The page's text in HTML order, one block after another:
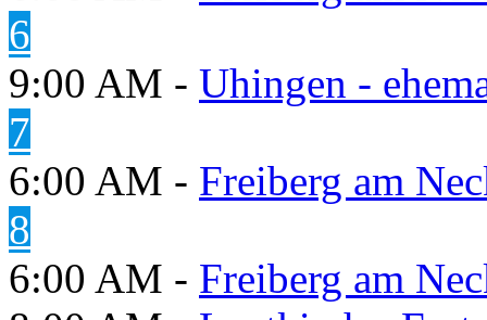
6
9:00 AM - Uhingen -
7
6:00 AM - Freiberg am
8
6:00 AM - Freiberg am